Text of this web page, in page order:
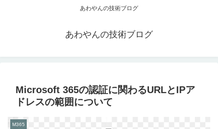
あわやんの技術ブログ
あわやんの技術ブログ
Microsoft 365の認証に関わるURLとIPア
ドレスの範囲について
M365